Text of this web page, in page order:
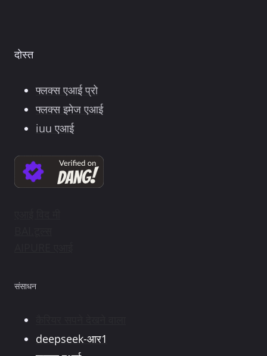
दोस्त
फ्लक्स एआई प्रो
फ्लक्स इमेज एआई
iuu एआई
संसाधन
deepseek-आर1